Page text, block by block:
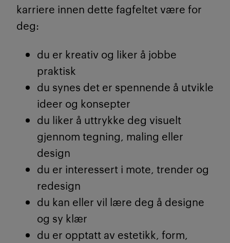
karriere innen dette fagfeltet være for
deg:
du er kreativ og liker å jobbe
praktisk
du synes det er spennende å utvikle
ideer og konsepter
du liker å uttrykke deg visuelt
gjennom tegning, maling eller
design
du er interessert i mote, trender og
redesign
du kan eller vil lære deg å designe
og sy klær
du er opptatt av estetikk, form,